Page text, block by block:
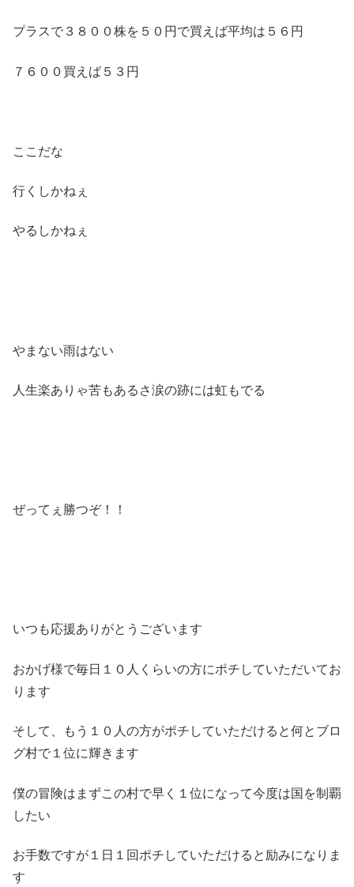
プラスで３８００株を５０円で買えば平均は５６円
７６００買えば５３円
ここだな
行くしかねぇ
やるしかねぇ
やまない雨はない
人生楽ありゃ苦もあるさ涙の跡には虹もでる
ぜってぇ勝つぞ！！
いつも応援ありがとうございます
おかげ様で毎日１０人くらいの方にポチしていただいてお
ります
そして、もう１０人の方がポチしていただけると何とブロ
グ村で１位に輝きます
僕の冒険はまずこの村で早く１位になって今度は国を制覇
したい
お手数ですが１日１回ポチしていただけると励みになりま
す